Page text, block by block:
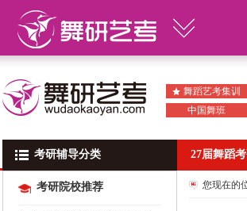
舞蹈艺考集训
中国舞班
考研辅导分类 27届舞蹈
考研辅导分类
考研院校推荐 您现在的